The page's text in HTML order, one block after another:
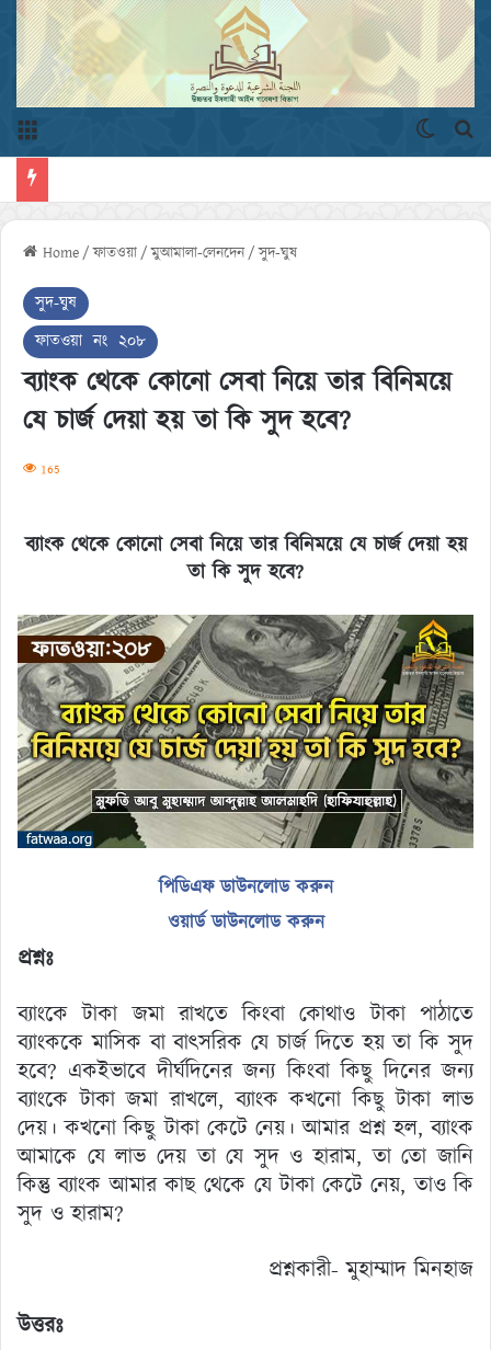
Home / ফাতওয়া / মুআমালা-লেনদেন / সুদ-ঘুষ
সুদ-ঘুষ
ফাতওয়া নং ২০৮
ব্যাংক থেকে কোনো সেবা নিয়ে তার বিনিময়ে
যে চার্জ দেয়া হয় তা কি সুদ হবে?
165
ব্যাংক থেকে কোনো সেবা নিয়ে তার বিনিময়ে যে চার্জ দেয়া হয়
তা কি সুদ হবে?
পিডিএফ ডাউনলোড করুন
ওয়ার্ড ডাউনলোড করুন
প্রশ্নঃ
ব্যাংকে টাকা জমা রাখতে কিংবা কোথাও টাকা পাঠাতে
ব্যাংককে মাসিক বা বাৎসরিক যে চার্জ দিতে হয় তা কি সুদ
হবে? একইভাবে দীর্ঘদিনের জন্য কিংবা কিছু দিনের জন্য
ব্যাংকে টাকা জমা রাখলে, ব্যাংক কখনো কিছু টাকা লাভ
দেয়। কখনো কিছু টাকা কেটে নেয়। আমার প্রশ্ন হল, ব্যাংক
আমাকে যে লাভ দেয় তা যে সুদ ও হারাম, তা তো জানি
কিন্তু ব্যাংক আমার কাছ থেকে যে টাকা কেটে নেয়, তাও কি
সুদ ও হারাম?
প্রশ্নকারী- মুহাম্মাদ মিনহাজ
উত্তরঃ